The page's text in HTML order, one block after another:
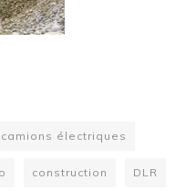
camions électriques
construction DLR